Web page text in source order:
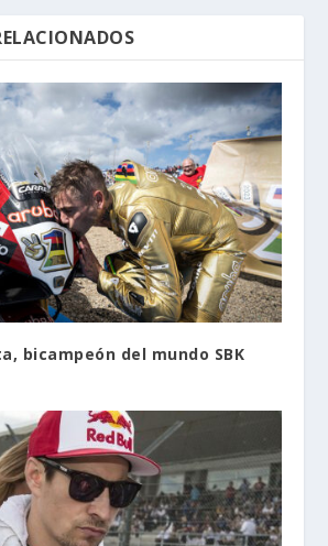
bicampeón del mundo SBK